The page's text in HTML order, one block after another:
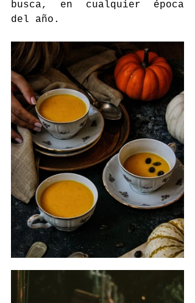
busca, en cualquier época
del año.